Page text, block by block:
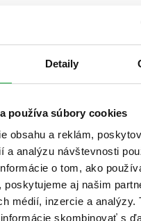
Detaily
používa súbory cookies
obsahu a reklám,
a analýzu návštevnosti
o tom, ako
poskytujeme aj našim
médií, inzercie a analýzy.
skombinovať s